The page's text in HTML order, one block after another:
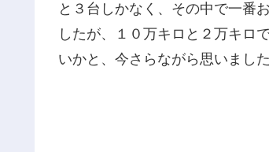
と３台しかなく、その中で一番
したが、１０万キロと２万キロ
いかと、今さらながら思いました